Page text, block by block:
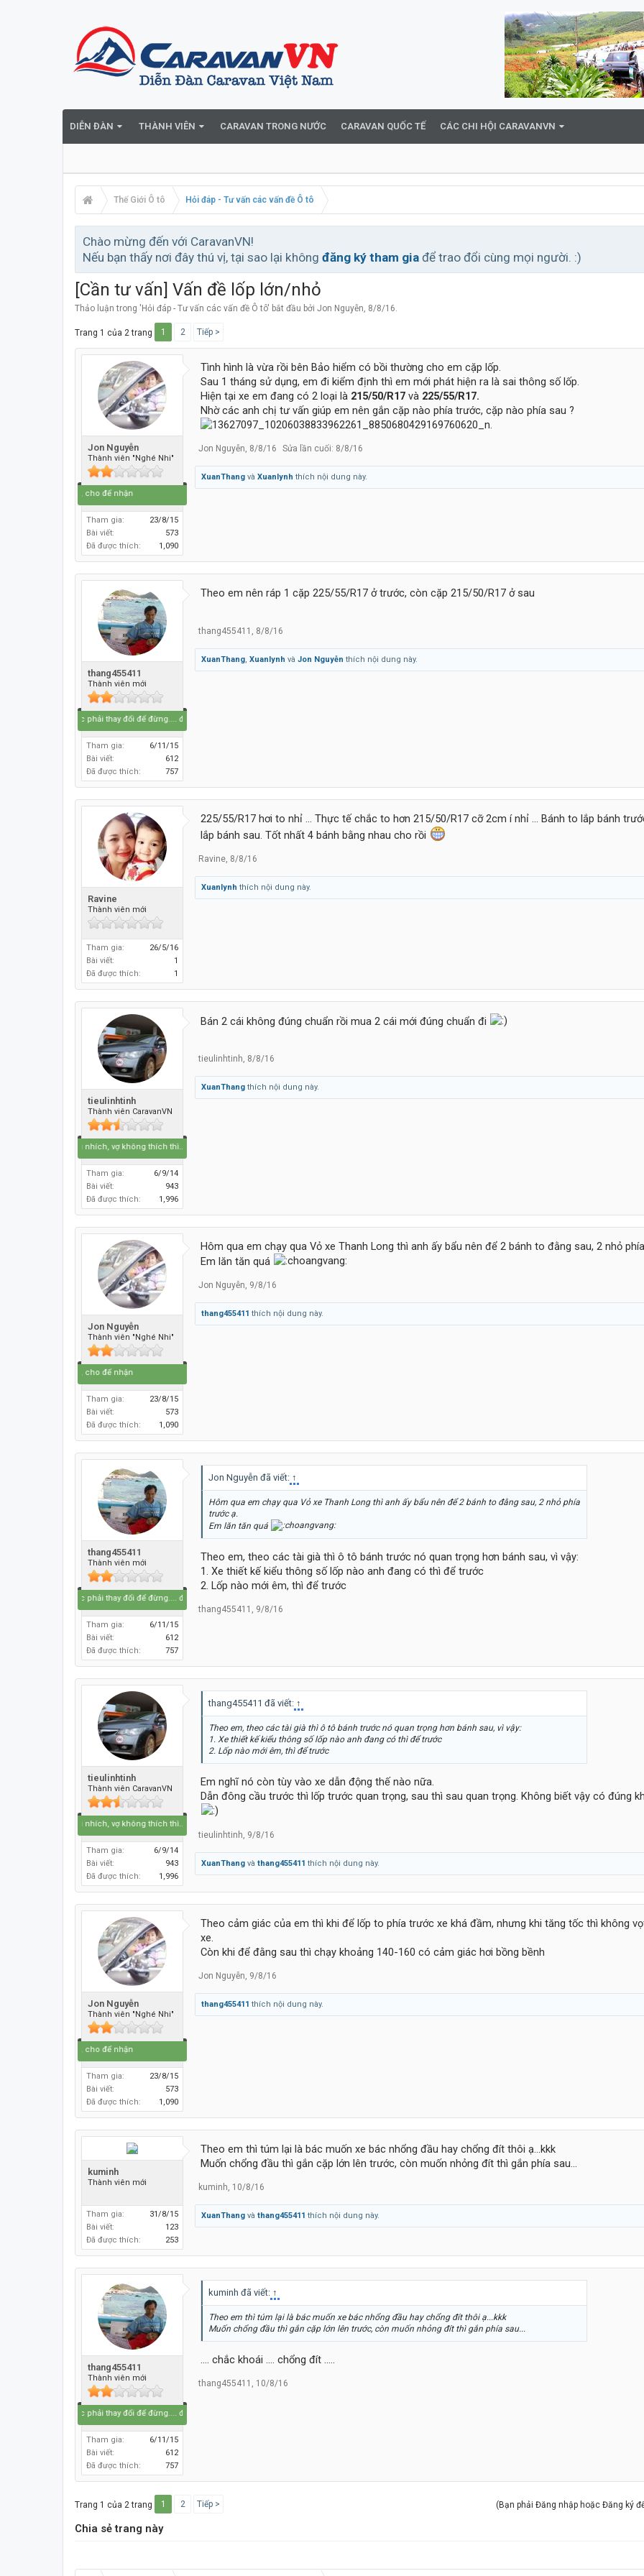
DIỄN ĐÀN THÀNH VIÊN CARAVAN TRONG NƯỚC CARAVAN QUỐC TẾ CÁC CHI HỘI CARAVANVN
Thế Giới Ô tô Hỏi đáp - Tư vấn các vấn đề Ô tô
Chào mừng đến với CaravanVN!
Nếu bạn thấy nơi đây thú vị, tại sao lại không đăng ký tham gia để trao đổi cùng mọi người. :)
[Cần tư vấn] Vấn đề lốp lớn/nhỏ
Thảo luận trong ' Hỏi đáp - Tư vấn các vấn đề Ô tô' bắt đầu bởi Jon Nguyễn, 8/8/16.
Trang 1 của 2 trang 1 2 Tiếp >
Jon Nguyễn
Thành viên "Nghé Nhi"
Đi để về, cho để nhận
Tham gia:
23/8/15
Bài viết:
573
Đã được thích:
1,090
Tình hình là vừa rồi bên Bảo hiểm có bồi thường cho em cặp lốp.
Sau 1 tháng sử dụng, em đi kiểm định thì em mới phát hiện ra là sai thông số lốp.
Hiện tại xe em đang có 2 loại là 215/50/R17 và 225/55/R17.
Nhờ các anh chị tư vấn giúp em nên gắn cặp nào phía trước, cặp nào phía sau ?
Jon Nguyễn, 8/8/16 Sửa lần cuối: 8/8/16
XuanThang và Xuanlynh thích nội dung này.
thang455411
Thành viên mới
Bắt buộc phải thay đổi để đừng.... đổi thay
Tham gia:
6/11/15
Bài viết:
612
Đã được thích:
757
Theo em nên ráp 1 cặp 225/55/R17 ở trước, còn cặp 215/50/R17 ở sau
thang455411 , 8/8/16
XuanThang, Xuanlynh và Jon Nguyễn thích nội dung này.
Ravine
Thành viên mới
Tham gia:
26/5/16
Bài viết:
1
Đã được thích:
1
225/55/R17 hơi to nhỉ ... Thực tế chắc to hơn 215/50/R17 cỡ 2cm í nhỉ ... Bánh to lắp bánh
lắp bánh sau. Tốt nhất 4 bánh bằng nhau cho rồi
Ravine, 8/8/16
Xuanlynh thích nội dung này.
tieulinhtinh
Thành viên CaravanVN
thích thì nhích, vợ không thích thì...ở nhà :)
Tham gia:
6/9/14
Bài viết:
943
Đã được thích:
1,996
Bán 2 cái không đúng chuẩn rồi mua 2 cái mới đúng chuẩn đi
tieulinhtinh, 8/8/16
XuanThang thích nội dung này.
Jon Nguyễn
Thành viên "Nghé Nhi"
Đi để về, cho để nhận
Tham gia:
23/8/15
Bài viết:
573
Đã được thích:
1,090
Hôm qua em chạy qua Vỏ xe Thanh Long thì anh ấy bẩu nên để 2 bánh to đằng sau, 2 nhỏ
Em lăn tăn quá
Jon Nguyễn, 9/8/16
thang455411 thích nội dung này.
thang455411
Thành viên mới
Bắt buộc phải thay đổi để đừng.... đổi thay
Tham gia:
6/11/15
Bài viết:
612
Đã được thích:
757
Jon Nguyễn đã viết: ↑
Hôm qua em chạy qua Vỏ xe Thanh Long thì anh ấy bẩu nên để 2 bánh to đằng sau, 2 nhỏ phía
trước ạ.
Em lăn tăn quá
Theo em, theo các tài già thì ô tô bánh trước nó quan trọng hơn bánh sau, vì vậy:
1. Xe thiết kế kiểu thông số lốp nào anh đang có thì để trước
2. Lốp nào mới êm, thì để trước
thang455411 9/8/16
tieulinhtinh
Thành viên CaravanVN
thích thì nhích, vợ không thích thì...ở nhà :)
Tham gia:
6/9/14
Bài viết:
943
Đã được thích:
1,996
thang455411 đã viết: ↑
Theo em, theo các tài già thì ô tô bánh trước nó quan trọng hơn bánh sau, vì vậy:
1. Xe thiết kế kiểu thông số lốp nào anh đang có thì để trước
2. Lốp nào mới êm, thì để trước
Em nghĩ nó còn tùy vào xe dẫn động thế nào nữa.
Dẫn đông cầu trước thì lốp trước quan trọng, sau thì sau quan trọng. Không biết vậy có đúng
tieulinhtinh 9/8/16
XuanThang và thang455411 thích nội dung này.
Jon Nguyễn
Thành viên "Nghé Nhi"
Đi để về, cho để nhận
Tham gia:
23/8/15
Bài viết:
573
Đã được thích:
1,090
Theo cảm giác của em thì khi để lốp to phía trước xe khá đầm, nhưng khi tăng tốc thì không
xe.
Còn khi để đằng sau thì chạy khoảng 140-160 có cảm giác hơi bồng bềnh
Jon Nguyễn, 9/8/16
thang455411 thích nội dung này.
kuminh
Thành viên mới
Tham gia:
31/8/15
Bài viết:
123
Đã được thích:
253
Theo em thì túm lại là bác muốn xe bác nhổng đầu hay chổng đít thôi ạ...kkk
Muốn chổng đầu thì gắn cặp lớn lên trước, còn muốn nhỏng đít thì gắn phía sau...
kuminh, 10/8/16
XuanThang và thang455411 thích nội dung này.
thang455411
Thành viên mới
Bắt buộc phải thay đổi để đừng.... đổi thay
Tham gia:
6/11/15
Bài viết:
612
Đã được thích:
757
kuminh đã viết: ↑
Theo em thì túm lại là bác muốn xe bác nhổng đầu hay chổng đít thôi ạ...kkk
Muốn chổng đầu thì gắn cặp lớn lên trước, còn muốn nhỏng đít thì gắn phía sau...
.... chắc khoái .... chổng đít .....
thang455411 10/8/16
(Bạn phải Đăng nhập hoặc Đăng ký
Trang 1 của 2 trang 1 2 Tiếp >
Chia sẻ trang này